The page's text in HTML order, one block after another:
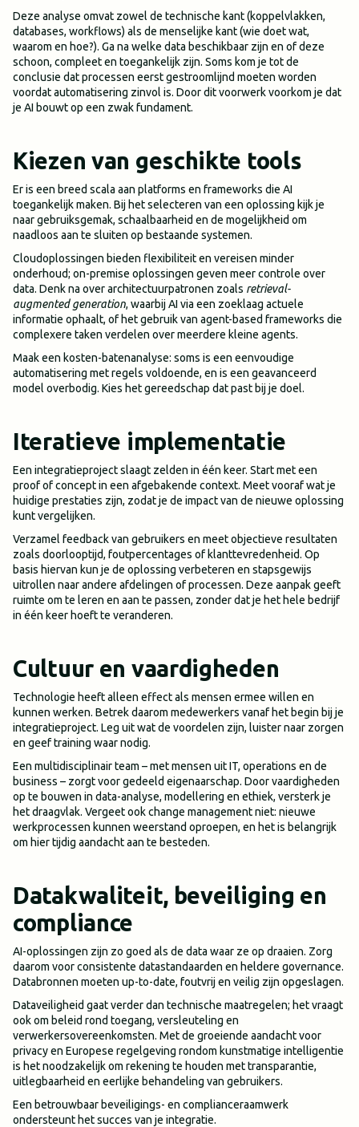
Deze analyse omvat zowel de technische kant (koppelvlakken,
databases, workflows) als de menselijke kant (wie doet wat,
waarom en hoe?). Ga na welke data beschikbaar zijn en of deze
schoon, compleet en toegankelijk zijn. Soms kom je tot de
conclusie dat processen eerst gestroomlijnd moeten worden
voordat automatisering zinvol is. Door dit voorwerk voorkom je dat
je AI bouwt op een zwak fundament.
Kiezen van geschikte tools
Er is een breed scala aan platforms en frameworks die AI
toegankelijk maken. Bij het selecteren van een oplossing kijk je
naar gebruiksgemak, schaalbaarheid en de mogelijkheid om
naadloos aan te sluiten op bestaande systemen.
Cloudoplossingen bieden flexibiliteit en vereisen minder
onderhoud; on-premise oplossingen geven meer controle over
data. Denk na over architectuurpatronen zoals retrieval-
augmented generation, waarbij AI via een zoeklaag actuele
informatie ophaalt, of het gebruik van agent-based frameworks die
complexere taken verdelen over meerdere kleine agents.
Maak een kosten-batenanalyse: soms is een eenvoudige
automatisering met regels voldoende, en is een geavanceerd
model overbodig. Kies het gereedschap dat past bij je doel.
Iteratieve implementatie
Een integratieproject slaagt zelden in één keer. Start met een
proof of concept in een afgebakende context. Meet vooraf wat je
huidige prestaties zijn, zodat je de impact van de nieuwe oplossing
kunt vergelijken.
Verzamel feedback van gebruikers en meet objectieve resultaten
zoals doorlooptijd, foutpercentages of klanttevredenheid. Op
basis hiervan kun je de oplossing verbeteren en stapsgewijs
uitrollen naar andere afdelingen of processen. Deze aanpak geeft
ruimte om te leren en aan te passen, zonder dat je het hele bedrijf
in één keer hoeft te veranderen.
Cultuur en vaardigheden
Technologie heeft alleen effect als mensen ermee willen en
kunnen werken. Betrek daarom medewerkers vanaf het begin bij je
integratieproject. Leg uit wat de voordelen zijn, luister naar zorgen
en geef training waar nodig.
Een multidisciplinair team – met mensen uit IT, operations en de
business – zorgt voor gedeeld eigenaarschap. Door vaardigheden
op te bouwen in data-analyse, modellering en ethiek, versterk je
het draagvlak. Vergeet ook change management niet: nieuwe
werkprocessen kunnen weerstand oproepen, en het is belangrijk
om hier tijdig aandacht aan te besteden.
Datakwaliteit, beveiliging en
compliance
AI-oplossingen zijn zo goed als de data waar ze op draaien. Zorg
daarom voor consistente datastandaarden en heldere governance.
Databronnen moeten up-to-date, foutvrij en veilig zijn opgeslagen.
Dataveiligheid gaat verder dan technische maatregelen; het vraagt
ook om beleid rond toegang, versleuteling en
verwerkersovereenkomsten. Met de groeiende aandacht voor
privacy en Europese regelgeving rondom kunstmatige intelligentie
is het noodzakelijk om rekening te houden met transparantie,
uitlegbaarheid en eerlijke behandeling van gebruikers.
Een betrouwbaar beveiligings- en complianceraamwerk
ondersteunt het succes van je integratie.